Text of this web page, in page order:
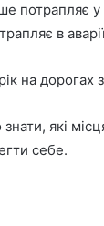
потрапляє
в
на дорогах
які
себе.